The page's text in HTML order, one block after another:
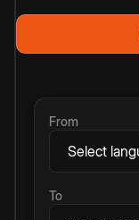
From
To